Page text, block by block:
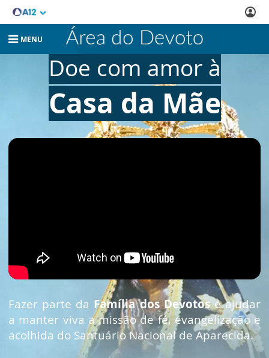
MENU
Doe com amor à
Casa da Mãe
Fazer parte da Família dos Devotosé ajudar
a manter viva a missão de fé, evangelização e
acolhida do Santuário Nacional de Aparecida.